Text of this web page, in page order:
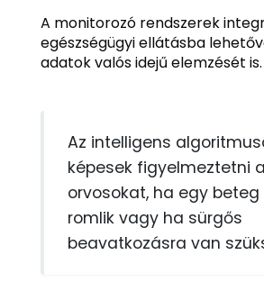
A monitorozó rendszerek
egészségügyi ellátásba
adatok valós idejű elemzését is.
Az intelligens
képesek figyelmeztetni
orvosokat, ha egy
romlik vagy ha sürgős
beavatkozásra van